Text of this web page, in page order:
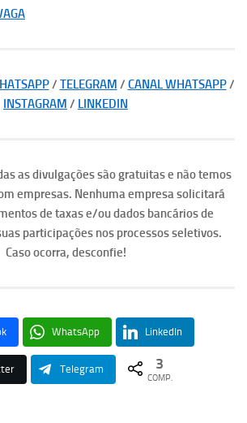
/ TELEGRAM / CANAL WHATSAPP/
INSTAGRAM / LINKEDIN
as divulgações são gratuitas e não temos
empresas. Nenhuma empresa solicitará
de taxas e/ou dados bancários de
participações nos processos seletivos.
Caso ocorra, desconfie!
WhatsApp LinkedIn
Telegram 3
COMP.